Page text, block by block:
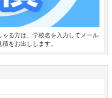
る方は、学校名を入力してメール
をお出しします。